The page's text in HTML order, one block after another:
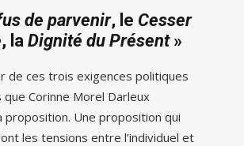
de parvenir, le Cesser
, la Dignité du Présent»
de ces trois exigences politiques
Corinne Morel Darleux
proposition. Une proposition qui
les tensions entre l’individuel et